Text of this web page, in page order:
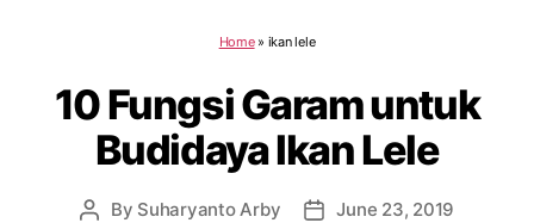
Home» ikan lele
10 Fungsi Garam untuk
Budidaya Ikan Lele
Post
By Suharyanto Arby
PostJune 23, 2019